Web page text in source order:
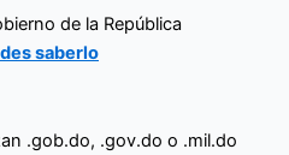
de la República
saberlo
.gob.do, .gov.do o .mil.do